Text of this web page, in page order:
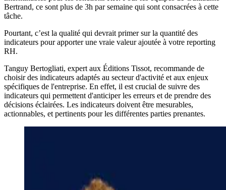
Bertrand, ce sont plus de 3h par semaine qui sont consacrées à cette
tâche.
Pourtant, c’est la qualité qui devrait primer sur la quantité des
indicateurs pour apporter une vraie valeur ajoutée à votre reporting
RH.
Tanguy Bertogliati, expert aux Éditions Tissot, recommande de
choisir des indicateurs adaptés au secteur d'activité et aux enjeux
spécifiques de l'entreprise. En effet, il est crucial de suivre des
indicateurs qui permettent d'anticiper les erreurs et de prendre des
décisions éclairées. Les indicateurs doivent être mesurables,
actionnables, et pertinents pour les différentes parties prenantes.